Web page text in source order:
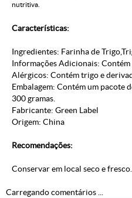
nutritiva.
Características:
Ingredientes: Farinha de
Informações Adicionais: Contém
Alérgicos: Contém trigo e
Embalagem: Contém um pacote
300 gramas.
Fabricante: Green Label
Origem: China
Recomendações:
Conservar em local seco e fresco.
Carregando comentários ...